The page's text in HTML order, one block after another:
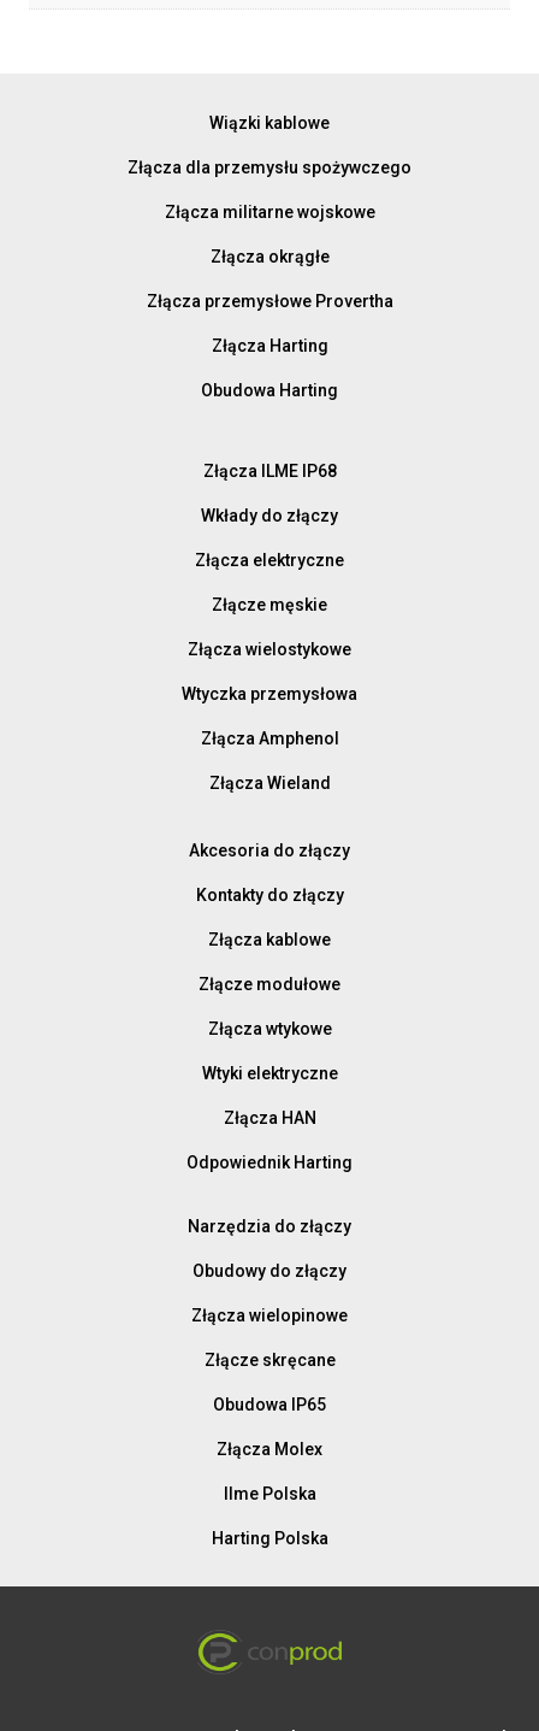
Wiązki kablowe
Złącza dla przemysłu spożywczego
Złącza militarne wojskowe
Złącza okrągłe
Złącza przemysłowe Provertha
Złącza Harting
Obudowa Harting
Złącza ILME IP68
Wkłady do złączy
Złącza elektryczne
Złącze męskie
Złącza wielostykowe
Wtyczka przemysłowa
Złącza Amphenol
Złącza Wieland
Akcesoria do złączy
Kontakty do złączy
Złącza kablowe
Złącze modułowe
Złącza wtykowe
Wtyki elektryczne
Złącza HAN
Odpowiednik Harting
Narzędzia do złączy
Obudowy do złączy
Złącza wielopinowe
Złącze skręcane
Obudowa IP65
Złącza Molex
Ilme Polska
Harting Polska